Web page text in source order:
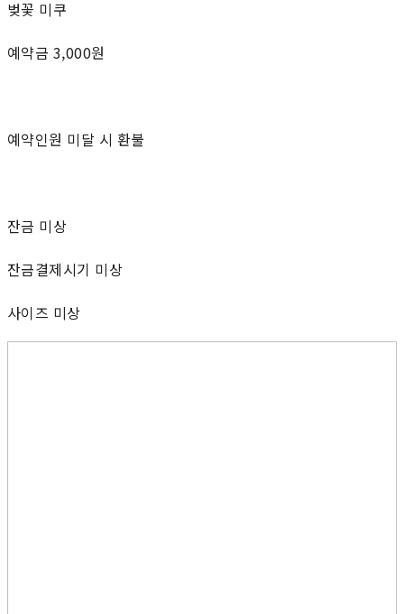
벚꽃 미쿠
예약금 3,000원
예약인원 미달 시 환불
잔금 미상
잔금결제시기 미상
사이즈 미상